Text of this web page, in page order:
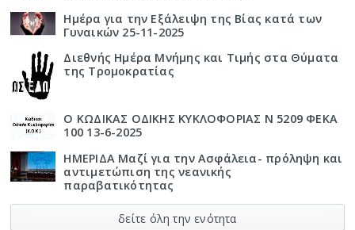
Ημέρα για την Εξάλειψη της Βίας κατά των
Γυναικών 25-11-2025
Διεθνής Ημέρα Μνήμης και Τιμής στα Θύματα
της Τρομοκρατίας
Ο ΚΩΔΙΚΑΣ ΟΔΙΚΗΣ ΚΥΚΛΟΦΟΡΙΑΣ Ν 5209 ΦΕΚΑ
100 13-6-2025
ΗΜΕΡΙΔΑ Μαζί για την Ασφάλεια- πρόληψη και
αντιμετώπιση της νεανικής
παραβατικότητας
δείτε όλη την ενότητα